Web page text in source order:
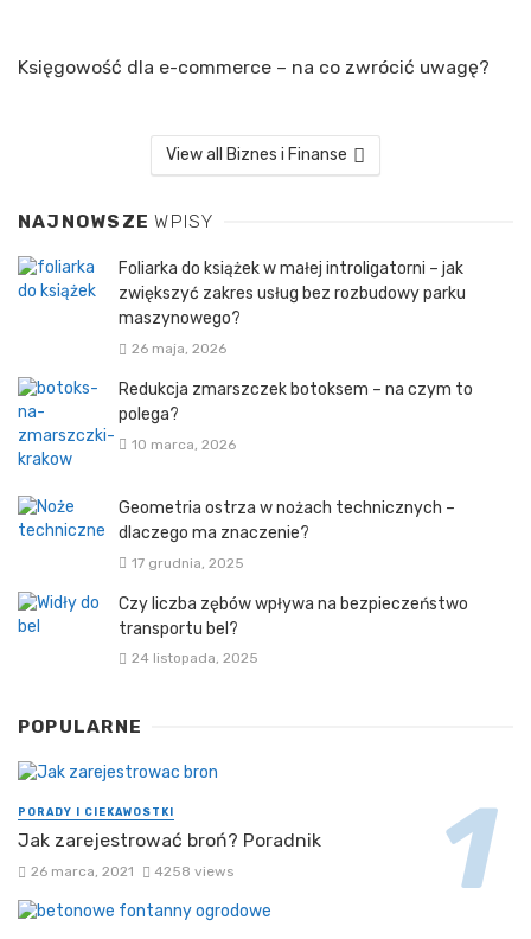
Księgowość dla e-commerce – na co zwrócić uwagę?
View all Biznes i Finanse
NAJNOWSZEWPISY
Foliarka do książek w małej introligatorni – jak
zwiększyć zakres usług bez rozbudowy parku
maszynowego?
26 maja, 2026
Redukcja zmarszczek botoksem – na czym to
polega?
10 marca, 2026
Geometria ostrza w nożach technicznych –
dlaczego ma znaczenie?
17 grudnia, 2025
Czy liczba zębów wpływa na bezpieczeństwo
transportu bel?
24 listopada, 2025
POPULARNE
PORADY I CIEKAWOSTKI
Jak zarejestrować broń? Poradnik
26 marca, 2021 4258 views